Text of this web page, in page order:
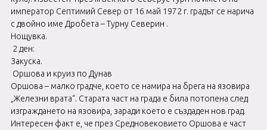
император Септимий Север от 16 май 1972 г. градът се нарича
с двойно име Дробета – Турну Северин .
Нощувка.
2 ден:
Закуска.
Оршова и круиз по Дунав
Оршова – малко градче, което се намира на брега на язовира
„Железни врата“. Старата част на града е била потопена след
изграждането на язовира, заради което е създаден нов град.
Интересен факт е, че през Средновековието Оршова е част